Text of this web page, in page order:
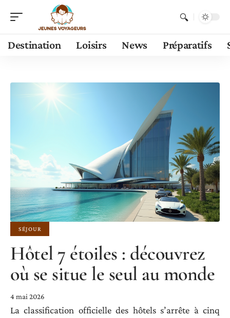
Destination Loisirs News Préparatifs
SÉJOUR
Hôtel 7 étoiles : découvrez
où se situe le seul au monde
4 mai 2026
La classification officielle des hôtels s’arrête à cinq